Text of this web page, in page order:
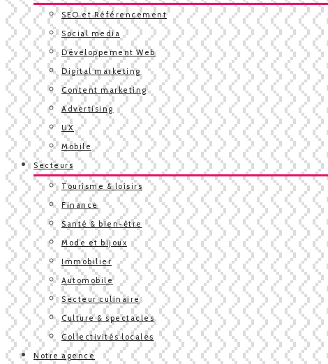
SEO et Référencement
Social media
Développement Web
Digital marketing
Content marketing
Advertising
UX
Mobile
Secteurs
Tourisme & loisirs
Finance
Santé & bien-être
Mode et bijoux
Immobilier
Automobile
Secteur culinaire
Culture & spectacles
Collectivités locales
Notre agence